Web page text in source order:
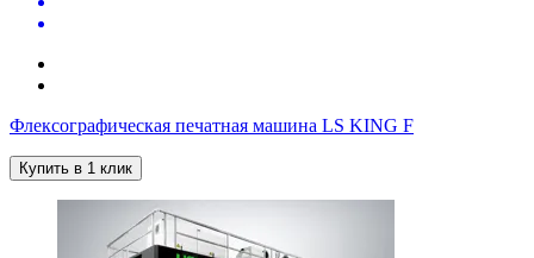
Флексографическая печатная машина LS KING F
Купить в 1 клик